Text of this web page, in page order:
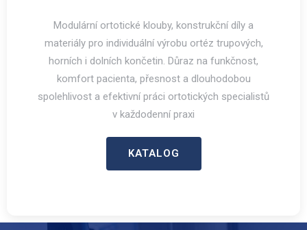
Modulární ortotické klouby, konstrukční díly a
materiály pro individuální výrobu ortéz trupových,
horních i dolních končetin. Důraz na funkčnost,
komfort pacienta, přesnost a dlouhodobou
spolehlivost a efektivní práci ortotických specialistů
v každodenní praxi
KATALOG